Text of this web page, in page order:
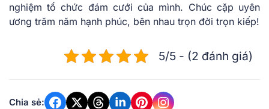
nghiệm tổ chức đám cưới của mình. Chúc cặp uyên
ương trăm năm hạnh phúc, bên nhau trọn đời trọn kiếp!
5/5 - (2 đánh giá)
Chia sẻ: